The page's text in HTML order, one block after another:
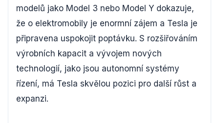
modelů jako Model 3 nebo Model Y dokazuje,
že o elektromobily je enormní zájem a Tesla je
připravena uspokojit poptávku. S rozšiřováním
výrobních kapacit a vývojem nových
technologií, jako jsou autonomní systémy
řízení, má Tesla skvělou pozici pro další růst a
expanzi.